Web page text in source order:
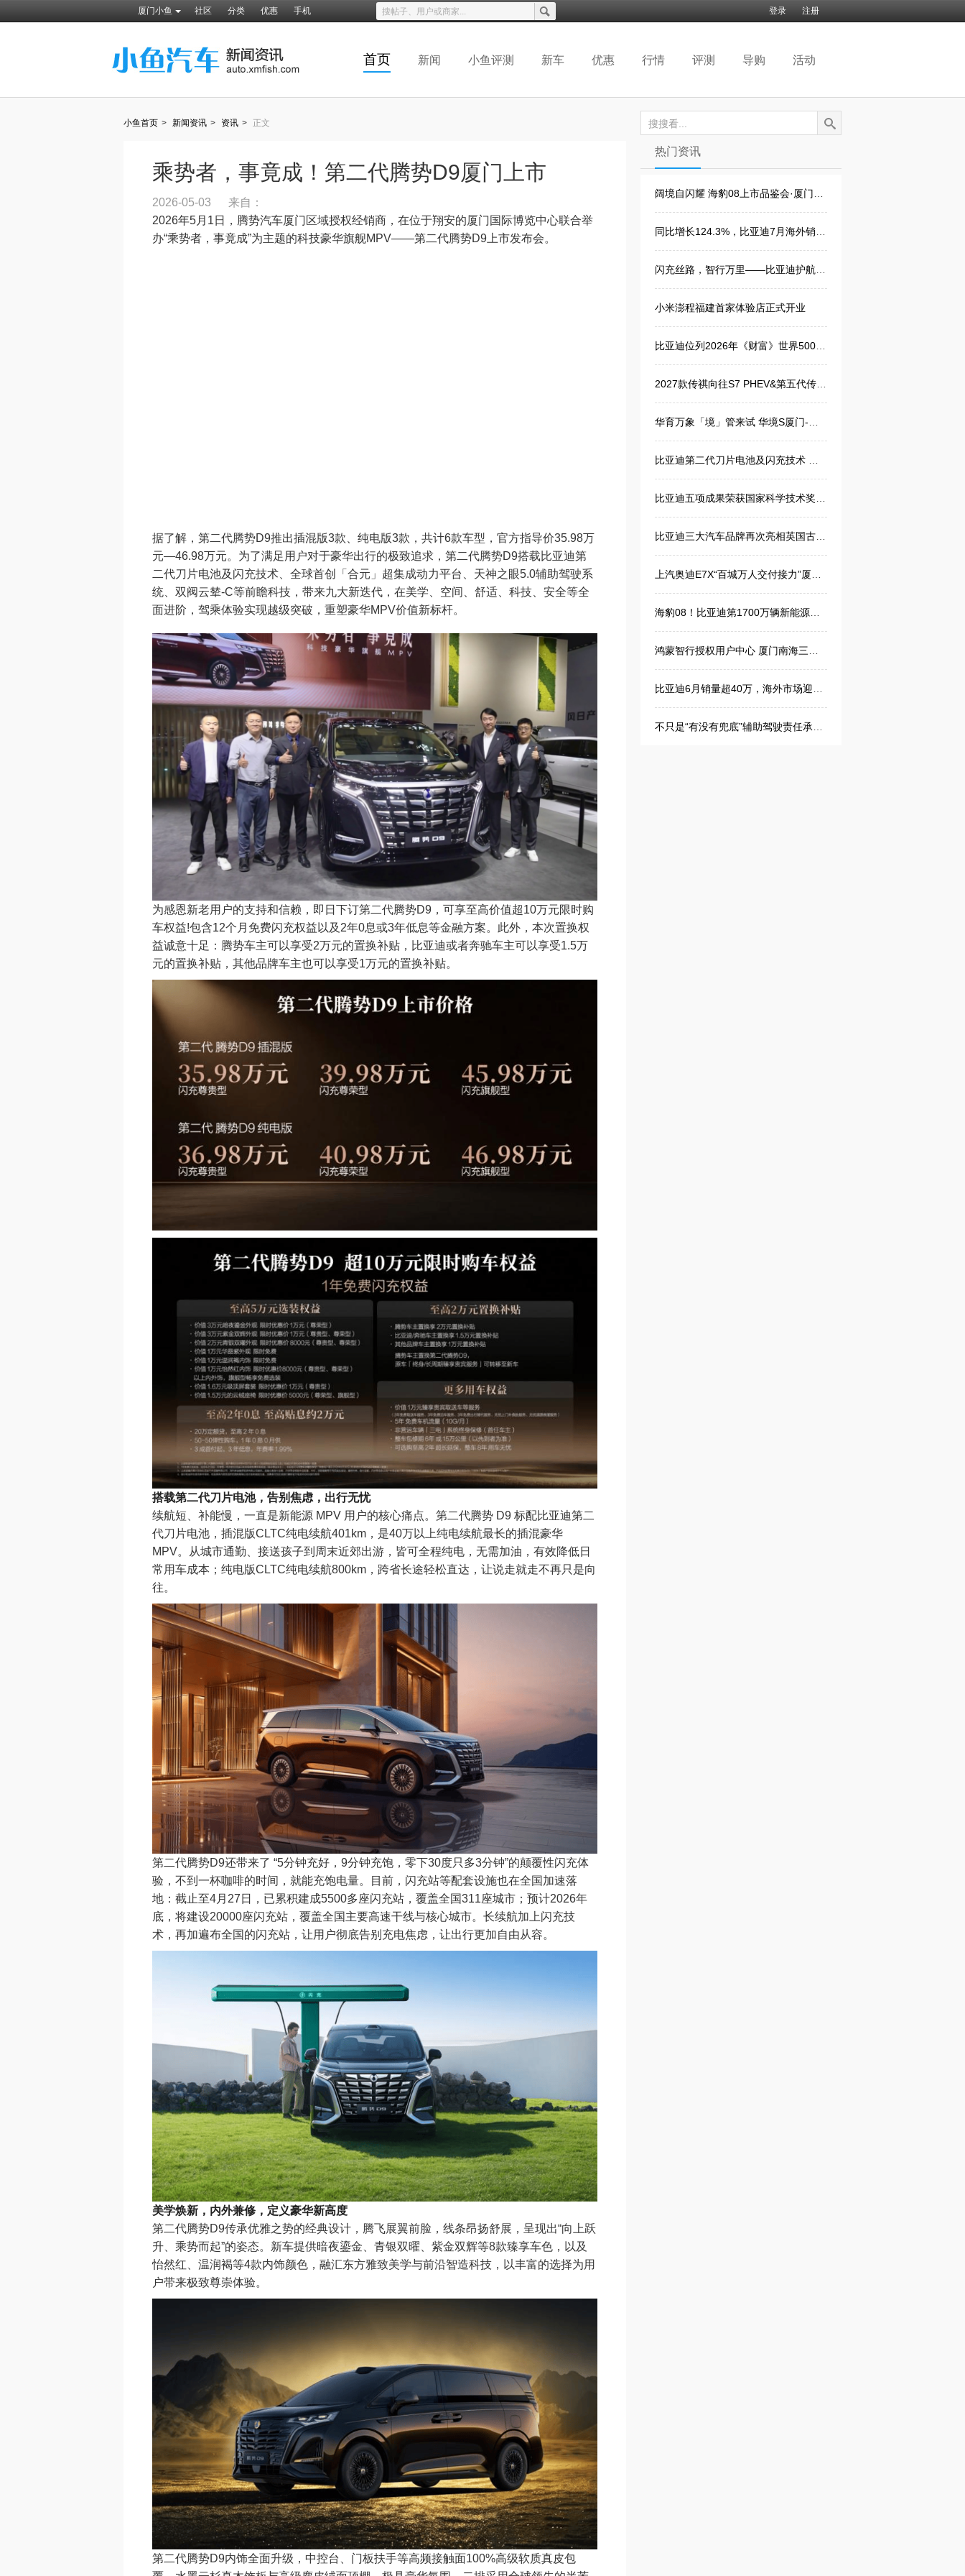
厦门小鱼 社区 分类 优惠 手机 登录 注册
首页 新闻 小鱼评测 新车 优惠 行情 评测 导购 活动
小鱼首页 > 新闻资讯 > 资讯 > 正文
乘势者，事竟成！第二代腾势D9厦门上市
2026-05-03
来自：
2026年5月1日，腾势汽车厦门区域授权经销商，在位于翔安的厦门国际博览中心联合举
办“乘势者，事竟成”为主题的科技豪华旗舰MPV——第二代腾势D9上市发布会。
据了解，第二代腾势D9推出插混版3款、纯电版3款，共计6款车型，官方指导价35.98万
元—46.98万元。为了满足用户对于豪华出行的极致追求，第二代腾势D9搭载比亚迪第
二代刀片电池及闪充技术、全球首创「合元」超集成动力平台、天神之眼5.0辅助驾驶系
统、双阀云辇-C等前瞻科技，带来九大新迭代，在美学、空间、舒适、科技、安全等全
面进阶，驾乘体验实现越级突破，重塑豪华MPV价值新标杆。
为感恩新老用户的支持和信赖，即日下订第二代腾势D9，可享至高价值超10万元限时购
车权益!包含12个月免费闪充权益以及2年0息或3年低息等金融方案。此外，本次置换权
益诚意十足：腾势车主可以享受2万元的置换补贴，比亚迪或者奔驰车主可以享受1.5万
元的置换补贴，其他品牌车主也可以享受1万元的置换补贴。
搭载第二代刀片电池，告别焦虑，出行无忧
续航短、补能慢，一直是新能源 MPV 用户的核心痛点。第二代腾势 D9 标配比亚迪第二
代刀片电池，插混版CLTC纯电续航401km，是40万以上纯电续航最长的插混豪华
MPV。从城市通勤、接送孩子到周末近郊出游，皆可全程纯电，无需加油，有效降低日
常用车成本；纯电版CLTC纯电续航800km，跨省长途轻松直达，让说走就走不再只是向
往。
第二代腾势D9还带来了 “5分钟充好，9分钟充饱，零下30度只多3分钟”的颠覆性闪充体
验，不到一杯咖啡的时间，就能充饱电量。目前，闪充站等配套设施也在全国加速落
地：截止至4月27日，已累积建成5500多座闪充站，覆盖全国311座城市；预计2026年
底，将建设20000座闪充站，覆盖全国主要高速干线与核心城市。长续航加上闪充技
术，再加遍布全国的闪充站，让用户彻底告别充电焦虑，让出行更加自由从容。
美学焕新，内外兼修，定义豪华新高度
第二代腾势D9传承优雅之势的经典设计，腾飞展翼前脸，线条昂扬舒展，呈现出“向上跃
升、乘势而起”的姿态。新车提供暗夜鎏金、青银双曜、紫金双辉等8款臻享车色，以及
怡然红、温润褐等4款内饰颜色，融汇东方雅致美学与前沿智造科技，以丰富的选择为用
户带来极致尊崇体验。
第二代腾势D9内饰全面升级，中控台、门板扶手等高频接触面100%高级软质真皮包
搜搜看...
热门资讯
小米澎程福建首家体验店正式开业